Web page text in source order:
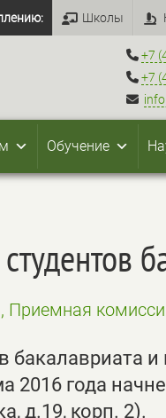
Школы
+7
+7
Обучение
Приемная
и
2016 года
д.19, корп. 2).